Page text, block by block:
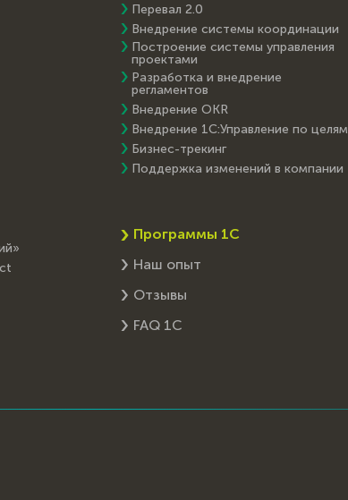
Перевал 2.0
Внедрение системы координации
Построение системы управления
проектами
Разработка и внедрение
регламентов
Внедрение OKR
Внедрение 1С:Управление по целям
Бизнес-трекинг
Поддержка изменений в компании
Программы 1С
Наш опыт
Отзывы
FAQ 1С